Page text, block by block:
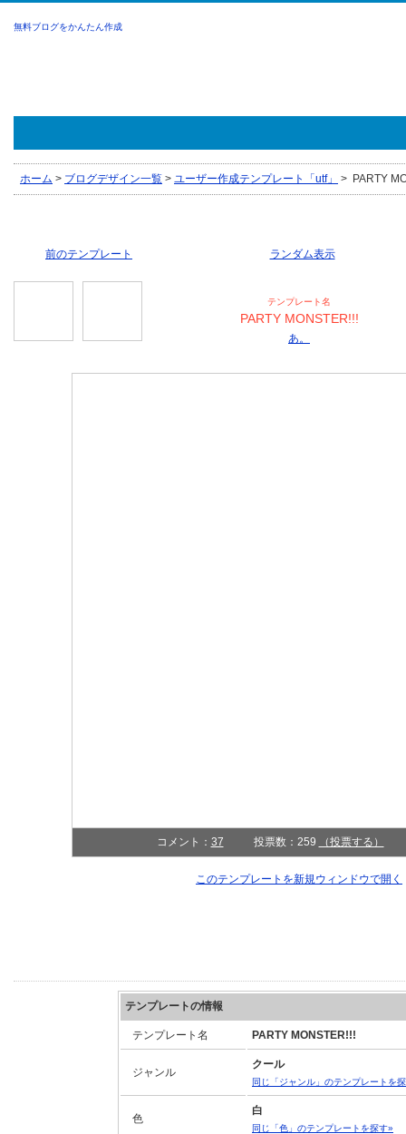
無料ブログをかんたん作成
ホーム > ブログデザイン一覧 > ユーザー作成テンプレート「utf」 > PARTY
前のテンプレート ランダム表示
テンプレート名
PARTY MONSTER!!!
あ。
コメント： 37 投票数：259 （投票する）
このテンプレートを新規ウィンドウで開
テンプレートの情報
テンプレート名 PARTY MONSTER!!!
ジャンル
クール
同じ「ジャンル」のテンプレートを
色
白
同じ「色」のテンプレートを探す»